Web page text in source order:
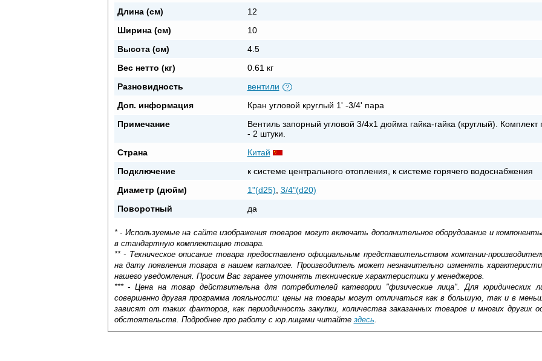
Длина (см)
12
Ширина (см)
10
Высота (см)
4.5
Вес нетто (кг)
0.61 кг
Разновидность
вентили ?
Доп. информация
Кран угловой круглый 1' -3/4' пара
Примечание
Вентиль запорный угловой 3/4х1 дюйма гайка-гайка (круглый). Комплект
- 2 штуки.
Страна
Китай
Подключение
к системе центрального отопления, к системе горячего водоснабжения
Диаметр (дюйм)
1"(d25) 3/4"(d20)
Поворотный
да
* - Используемые на сайте изображения товаров могут включать дополнительное оборудование и
в стандартную комплектацию товара.
** - Техническое описание товара предоставлено официальным представительством компании-
на дату появления товара в нашем каталоге. Производитель может незначительно изменять
нашего уведомления. Просим Вас заранее уточнять технические характеристики у менеджеров.
*** - Цена на товар действительна для потребителей категории "физические лица". Для юридических
совершенно другая программа лояльности: цены на товары могут отличаться как в большую, так и в
зависят от таких факторов, как периодичность закупки, количества заказанных товаров и многих других
обстоятельств. Подробнее про работу с юр.лицами читайте здесь
Полотенцесушитель является неотъемлемым атрибутом современной ванной. Он отвечает за обогрев
функцию, а также позволяет быстро сушить небольшое количество вещей. Вентиль запорный угловой 3/4х1